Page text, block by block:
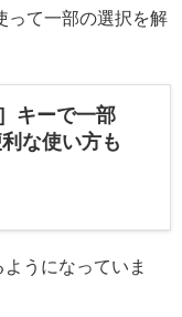
って一部の選択を解
キーで一部
な使い方も
うになっていま